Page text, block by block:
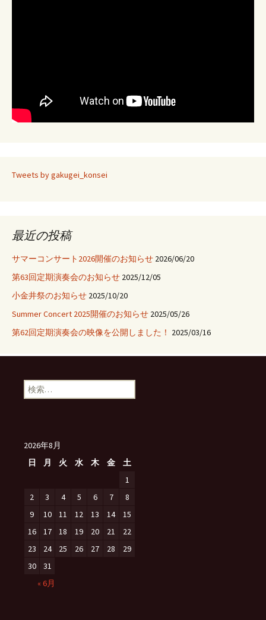
Tweets by gakugei_konsei
最近の投稿
サマーコンサート2026開催のお知らせ 2026/06/20
第63回定期演奏会のお知らせ 2025/12/05
小金井祭のお知らせ 2025/10/20
Summer Concert 2025開催のお知らせ 2025/05/26
第62回定期演奏会の映像を公開しました！ 2025/03/16
検
索:
2026年8月
日
月 火 水 木 金
土
1
2
3 4 5 6 7
8
9
10 11 12 13 14
15
16
17 18 19 20 21
22
23
24 25 26 27 28
29
30
31
« 6月